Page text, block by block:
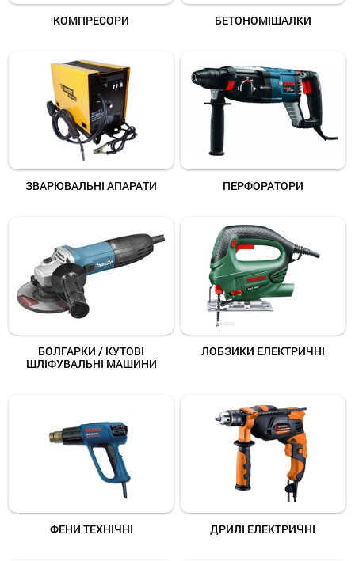
КОМПРЕСОРИ БЕТОНОМІШАЛКИ
ЗВАРЮВАЛЬНІ АПАРАТИ ПЕРФОРАТОРИ
БОЛГАРКИ / КУТОВІ
ШЛІФУВАЛЬНІ МАШИНИ
ЛОБЗИКИ ЕЛЕКТРИЧНІ
ФЕНИ ТЕХНІЧНІ ДРИЛІ ЕЛЕКТРИЧНІ